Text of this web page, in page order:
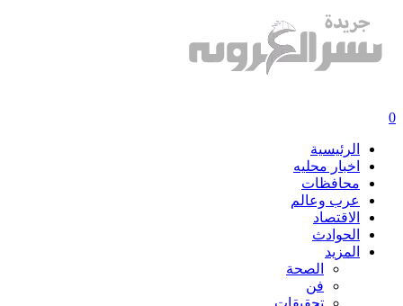
0
الرئيسية
اخبار محليه
محافظات
عرب وعالم
الاقتصاد
الحوادث
المزيد
الصحة
فن
تحقيقات